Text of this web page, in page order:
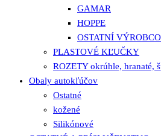
GAMAR
HOPPE
OSTATNÍ
PLASTOVÉ KĽUČKY
ROZETY okrúhle, hranaté,
Obaly autokľúčov
Ostatné
kožené
Silikónové